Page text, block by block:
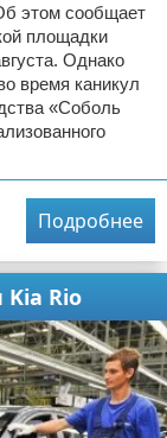
этом сообщает
площадки
Однако
время каникул
«Соболь
Подробнее
Rio